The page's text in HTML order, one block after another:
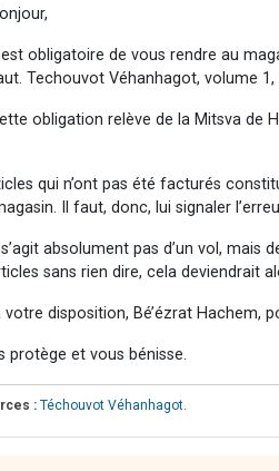
est obligatoire de vous rendre au
Techouvot Véhanhagot, volume 1,
obligation relève de la Mitsva de
qui n’ont pas été facturés
Il faut, donc, lui signaler
absolument pas d’un vol, mais
sans rien dire, cela deviendrait
disposition, Bé’ézrat Hachem,
protège et vous bénisse.
: Téchouvot Véhanhagot